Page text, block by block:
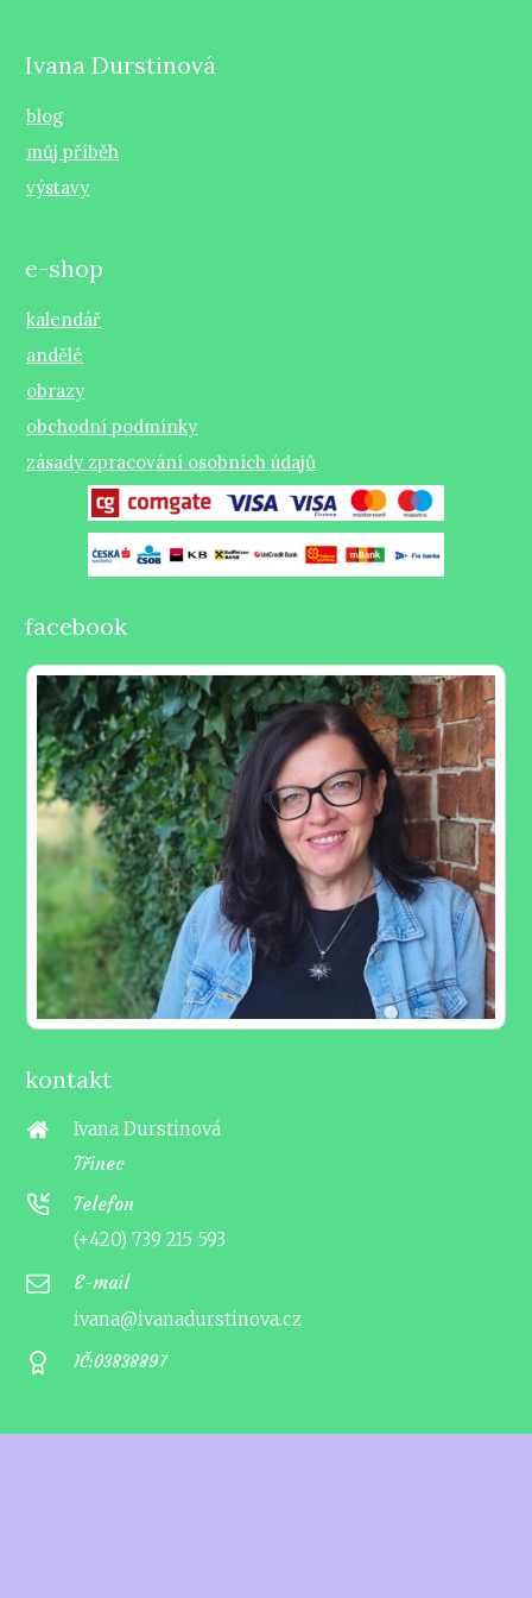
Ivana Durstinová
blog
můj příběh
výstavy
e-shop
kalendář
andělé
obrazy
obchodní podmínky
zásady zpracování osobních údajů
facebook
kontakt
Ivana Durstinová
Třinec
Telefon
(+420) 739 215 593
E-mail
ivana@ivanadurstinova.cz
IČ:03838897